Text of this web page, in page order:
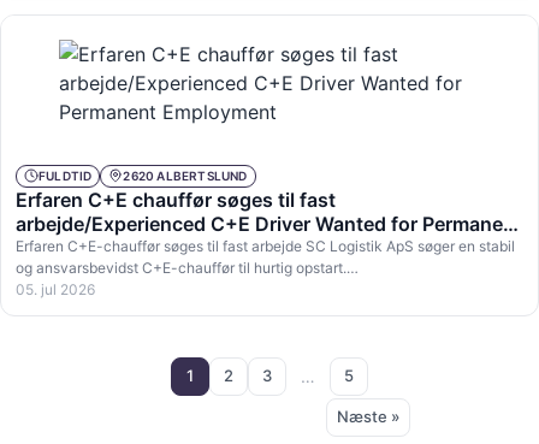
FULDTID 2620 ALBERTSLUND
Erfaren C+E chauffør søges til fast
arbejde/Experienced C+E Driver Wanted for Permanent
Employment
Erfaren C+E-chauffør søges til fast arbejde SC Logistik ApS søger en stabil
og ansvarsbevidst C+E-chauffør til hurtig opstart.…
05. jul 2026
1 2 3 … 5
Næste »